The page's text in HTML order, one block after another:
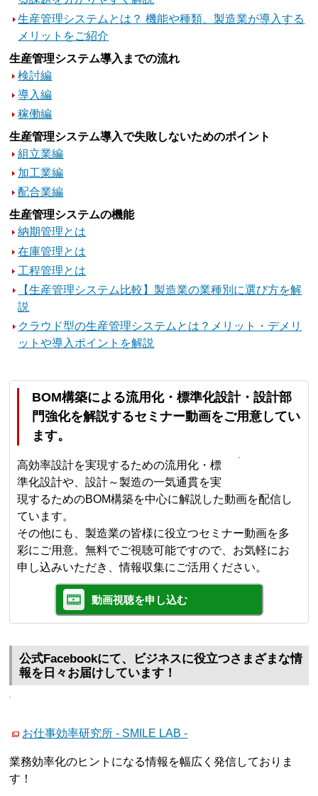
生産管理システムとは？ 機能や種類、製造業が導入する
メリットをご紹介
生産管理システム導入までの流れ
検討編
導入編
稼働編
生産管理システム導入で失敗しないためのポイント
組立業編
加工業編
配合業編
生産管理システムの機能
納期管理とは
在庫管理とは
工程管理とは
【生産管理システム比較】製造業の業種別に選び方を解
説
クラウド型の生産管理システムとは？メリット・デメリ
ットや導入ポイントを解説
BOM構築による流用化・標準化設計・設計部
門強化を解説するセミナー動画をご用意してい
ます。
高効率設計を実現するための流用化・標
準化設計や、設計～製造の一気通貫を実
現するためのBOM構築を中心に解説した動画を配信し
ています。
その他にも、製造業の皆様に役立つセミナー動画を多
彩にご用意。無料でご視聴可能ですので、お気軽にお
申し込みいただき、情報収集にご活用ください。
動画視聴を申し込む
公式Facebookにて、ビジネスに役立つさまざまな情
報を日々お届けしています！
お仕事効率研究所 - SMILE LAB -
業務効率化のヒントになる情報を幅広く発信しておりま
す！